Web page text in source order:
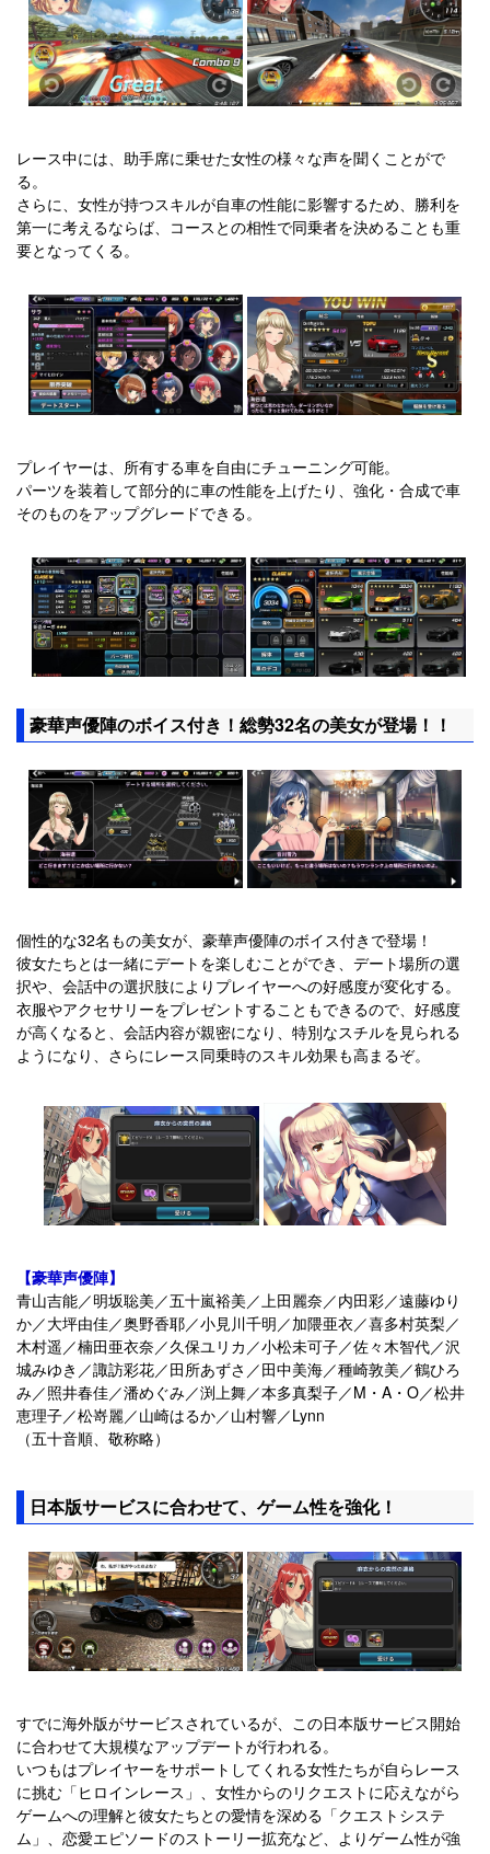
レース中には、助手席に乗せた女性の様々な声を聞くことがで
る。
さらに、女性が持つスキルが自車の性能に影響するため、勝利を
第一に考えるならば、コースとの相性で同乗者を決めることも重
要となってくる。
プレイヤーは、所有する車を自由にチューニング可能。
パーツを装着して部分的に車の性能を上げたり、強化・合成で車
そのものをアップグレードできる。
豪華声優陣のボイス付き！総勢32名の美女が登場！！
個性的な32名もの美女が、豪華声優陣のボイス付きで登場！
彼女たちとは一緒にデートを楽しむことができ、デート場所の選
択や、会話中の選択肢によりプレイヤーへの好感度が変化する。
衣服やアクセサリーをプレゼントすることもできるので、好感度
が高くなると、会話内容が親密になり、特別なスチルを見られる
ようになり、さらにレース同乗時のスキル効果も高まるぞ。
【豪華声優陣】
青山吉能／明坂聡美／五十嵐裕美／上田麗奈／内田彩／遠藤ゆり
か／大坪由佳／奥野香耶／小見川千明／加隈亜衣／喜多村英梨／
木村遥／楠田亜衣奈／久保ユリカ／小松未可子／佐々木智代／沢
城みゆき／諏訪彩花／田所あずさ／田中美海／種崎敦美／鶴ひろ
み／照井春佳／潘めぐみ／渕上舞／本多真梨子／M・A・O／松井
恵理子／松嵜麗／山崎はるか／山村響／Lynn
（五十音順、敬称略）
日本版サービスに合わせて、ゲーム性を強化！
すでに海外版がサービスされているが、この日本版サービス開始
に合わせて大規模なアップデートが行われる。
いつもはプレイヤーをサポートしてくれる女性たちが自らレース
に挑む「ヒロインレース」、女性からのリクエストに応えながら
ゲームへの理解と彼女たちとの愛情を深める「クエストシステ
ム」、恋愛エピソードのストーリー拡充など、よりゲーム性が強